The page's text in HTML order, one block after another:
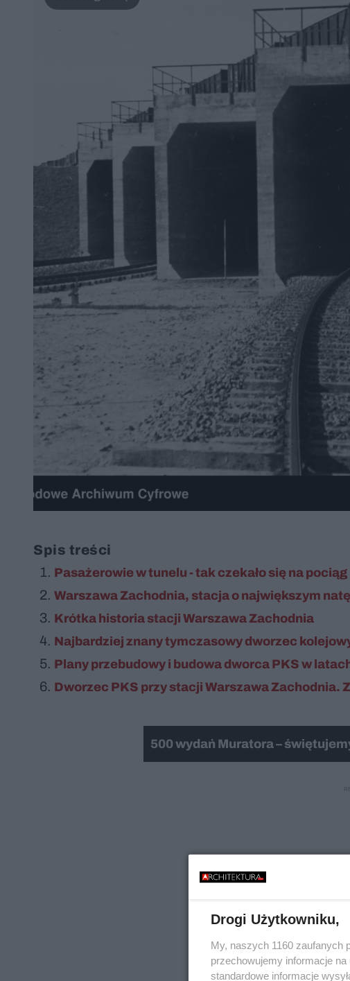
Spis treści
Pasażerowie w tunelu - tak czekało się na pociąg
Warszawa Zachodnia, stacja o największym
Krótka historia stacji Warszawa Zachodnia
Najbardziej znany tymczasowy dworzec
Plany przebudowy i budowa dworca PKS w
Dworzec PKS przy stacji Warszawa Zachodnia.
500 wydań Muratora –
Drogi Użytkowniku,
My, naszych 1160 zaufanych
przechowujemy informacje
standardowe informacje